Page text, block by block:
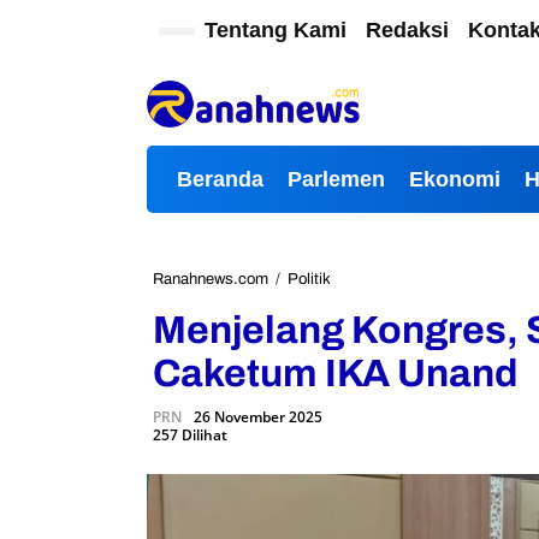
Tentang Kami Redaksi
Beranda Parlemen Ekonomi
Ranahnews.com / Politik
n
j
g
Menjelang Kongres,
Caketum IKA Unand
PRN 26 November 2025
257 Dilihat